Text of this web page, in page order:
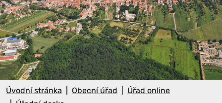
Úvodní stránka Obecní úřad
Úřad online